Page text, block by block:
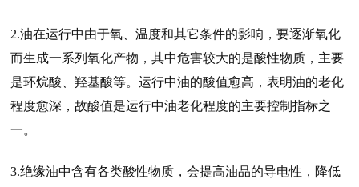
2.油在运行中由于氧、温度和其它条件的影响，要逐渐氧化
而生成一系列氧化产物，其中危害较大的是酸性物质，主要
是环烷酸、羟基酸等。运行中油的酸值愈高，表明油的老化
程度愈深，故酸值是运行中油老化程度的主要控制指标之
一。
3.绝缘油中含有各类酸性物质，会提高油品的导电性，降低